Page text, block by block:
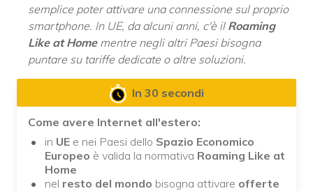
semplice poter attivare una connessione sul proprio
smartphone. In UE, da alcuni anni, c'è il Roaming
Like at Homementre negli altri Paesi bisogna
puntare su tariffe dedicate o altre soluzioni.
In 30 secondi
Come avere Internet all'estero:
in UE e nei Paesi dello Spazio Economico
Europeo è valida la normativa Roaming Like at
Home
nel resto del mondo bisogna attivare offerte